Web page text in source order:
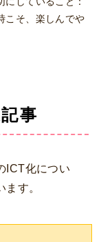
こそ、楽しんでや
事
ICT化につい
す。